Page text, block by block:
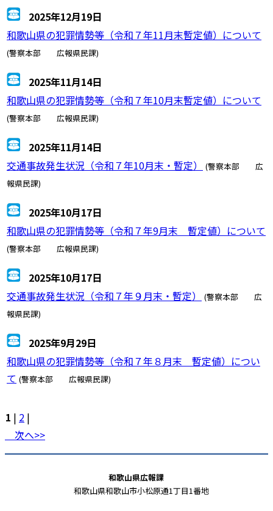
2025年12月19日
和歌山県の犯罪情勢等（令和７年11月末暫定値）について
(警察本部 広報県民課)
2025年11月14日
和歌山県の犯罪情勢等（令和７年10月末暫定値）について
(警察本部 広報県民課)
2025年11月14日
交通事故発生状況（令和７年10月末・暫定）
(警察本部 広
報県民課)
2025年10月17日
和歌山県の犯罪情勢等（令和７年9月末 暫定値）について
(警察本部 広報県民課)
2025年10月17日
交通事故発生状況（令和７年９月末・暫定）
(警察本部 広
報県民課)
2025年9月29日
和歌山県の犯罪情勢等（令和７年８月末 暫定値）につい
て (警察本部 広報県民課)
1 | 2 |
次へ>>
和歌山県広報課
和歌山県和歌山市小松原通1丁目1番地